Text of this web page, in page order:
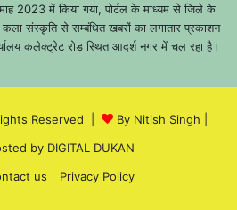
2023 में किया गया, पोर्टल के माध्यम से जिले के
कला संस्कृति से सम्बंधित खबरों का लगातार प्रकाशन
कलेक्ट्रेट रोड स्थित आदर्श नगर में चल रहा है।
Reserved | By Nitish Singh
by DIGITAL DUKAN
us Privacy Policy